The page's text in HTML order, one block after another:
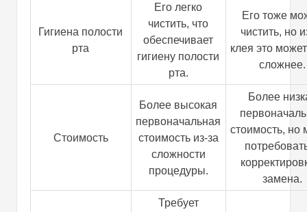
Гигиена полости
рта
Его легко
чистить, что
обеспечивает
гигиену полости
рта.
Его тоже
чистить, но
клея это
сложнее.
Стоимость
Более высокая
первоначальная
стоимость из-за
сложности
процедуры.
Более
стоимость, но
замена.
Требует